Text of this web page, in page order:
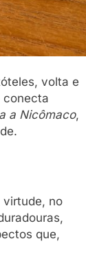
volta e
conecta
a Nicômaco,
virtude, no
que,